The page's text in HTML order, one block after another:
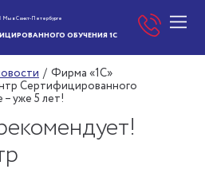
| Мы в Санкт-Петербурге
ОБУЧЕНИЯ 1С
/ Фирма «1С»
Сертифицированного
уже 5 лет!